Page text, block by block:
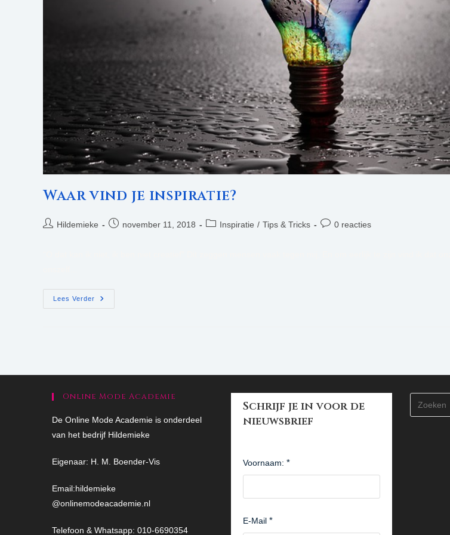
Waar vind je inspiratie?
BerichtHildemieke
Berichtnovember 11, 2018 Berichtcategorie:
Inspiratie / Tips & Tricks
Bericht0 reacties
Lees Verder
Waar
Vind
Online Mode Academie
De Online Mode Academie is onderdeel
van het bedrijf Hildemieke
Eigenaar: H. M. Boender-Vis
Email:hildemieke
@onlinemodeacademie.nl
Telefoon & Whatsapp: 010-6690354
Schrijf je in voor de
nieuwsbrief
Voornaam:
E-Mail